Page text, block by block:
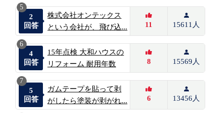
5
2
回答
株式会社オンテックス
という会社が、飛び込...
11 15611人
6
4
回答
15年点検 大和ハウスの
リフォーム 耐用年数
8 15569人
7
5
回答
ガムテープを貼って剥
がしたら塗装が剥がれ...
6 13456人